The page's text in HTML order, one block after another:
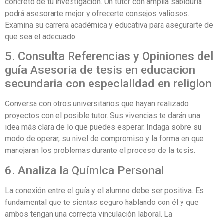
podrá asesorarte mejor y ofrecerte consejos valiosos.
Examina su carrera académica y educativa para asegurarte de
que sea el adecuado.
5. Consulta Referencias y Opiniones del
guía Asesoria de tesis en educacion
secundaria con especialidad en religion
Conversa con otros universitarios que hayan realizado
proyectos con el posible tutor. Sus vivencias te darán una
idea más clara de lo que puedes esperar. Indaga sobre su
modo de operar, su nivel de compromiso y la forma en que
manejaran los problemas durante el proceso de la tesis.
6. Analiza la Química Personal
La conexión entre el guía y el alumno debe ser positiva. Es
fundamental que te sientas seguro hablando con él y que
ambos tengan una correcta vinculación laboral. La